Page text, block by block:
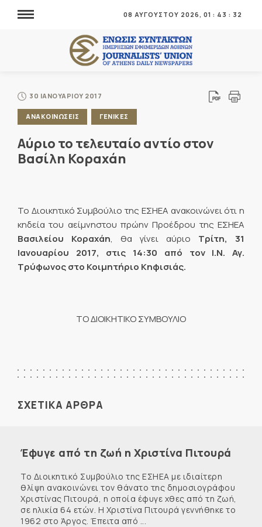
08 ΑΥΓΟΥΣΤΟΥ 2026, 01 : 43 : 32
30 ΙΑΝΟΥΑΡΙΟΥ 2017
ΑΝΑΚΟΙΝΩΣΕΙΣ ΓΕΝΙΚΕΣ
Αύριο το τελευταίο αντίο στον
Βασίλη Κοραχάη
Το Διοικητικό Συμβούλιο της ΕΣΗΕΑ ανακοινώνει ότι η
κηδεία του αείμνηστου πρώην Προέδρου της ΕΣΗΕΑ
Βασιλείου Κοραχάη, θα γίνει αύριο Τρίτη, 31
Ιανουαρίου 2017, στις 14:30 από τον Ι.Ν. Αγ.
Τρύφωνος στο Κοιμητήριο Κηφισιάς.
ΤΟ ΔΙΟΙΚΗΤΙΚΟ ΣΥΜΒΟΥΛΙΟ
ΣΧΕΤΙΚΑ ΑΡΘΡΑ
Έφυγε από τη ζωή η Χριστίνα Πιτουρά
Το Διοικητικό Συμβούλιο της ΕΣΗΕΑ με ιδιαίτερη
θλίψη ανακοινώνει τον θάνατο της δημοσιογράφου
Χριστίνας Πιτουρά, η οποία έφυγε χθες από τη ζωή,
σε ηλικία 64 ετών. Η Χριστίνα Πιτουρά γεννήθηκε το
1962 στο Άργος. Έπειτα από ...